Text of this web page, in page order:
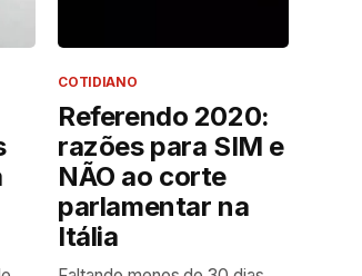
COTIDIANO
Referendo 2020:
razões para SIM e
NÃO ao corte
parlamentar na
Itália